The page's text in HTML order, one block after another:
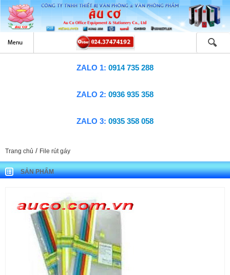
ZALO 1: 0914 735 288
ZALO 2: 0936 935 358
ZALO 3: 0935 358 058
Trang chủ / File rút gáy
SẢN PHẨM